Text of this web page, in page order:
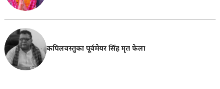
कपिलवस्तुका पूर्वमेयर सिंह मृत फेला